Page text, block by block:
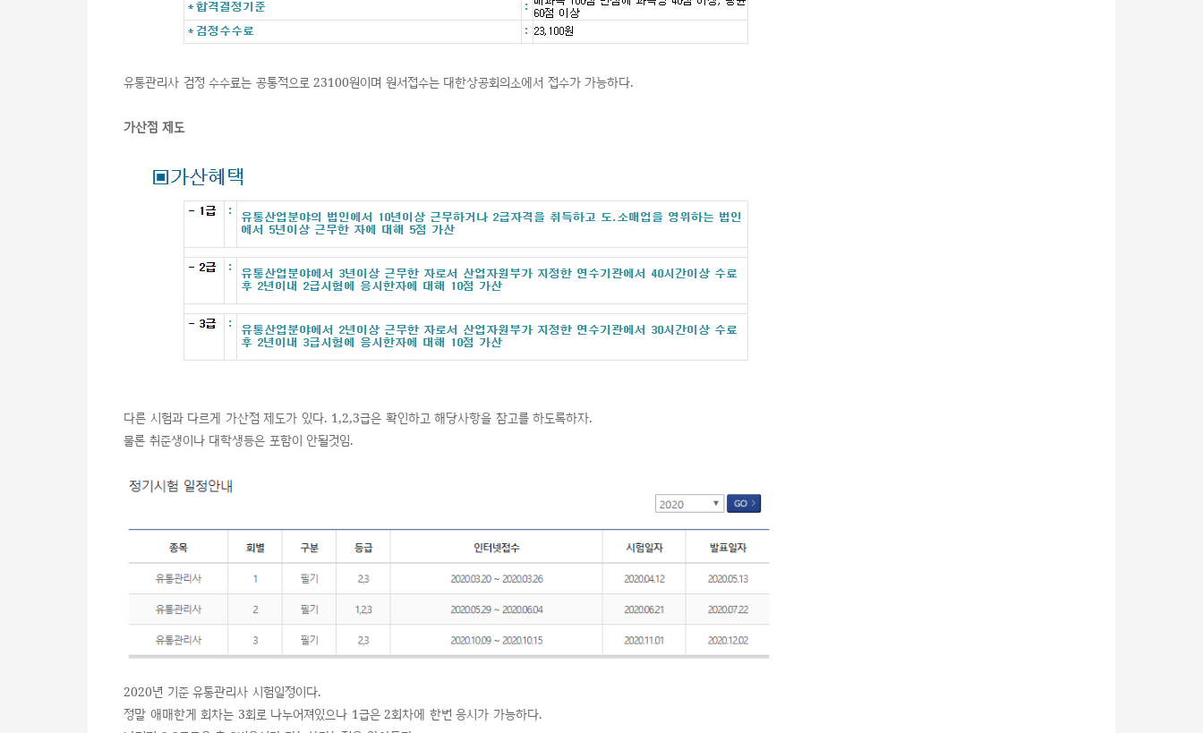
유통관리사 검정 수수료는 공통적으로 23100원이며 원서접수는 대한상공회의소에서 접수가 가능하다.
가산점 제도
다른 시험과 다르게 가산점 제도가 있다. 1,2,3급은 확인하고 해당사항을 참고를 하도록하자.
물론 취준생이나 대학생등은 포함이 안될것임.
2020년 기준 유통관리사 시험일정이다.
정말 애매한게 회차는 3회로 나누어져있으나 1급은 2회차에 한번 응시가 가능하다.